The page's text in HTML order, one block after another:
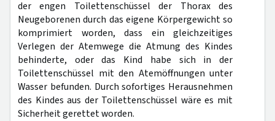
der engen Toilettenschüssel der Thorax des
Neugeborenen durch das eigene Körpergewicht so
komprimiert worden, dass ein gleichzeitiges
Verlegen der Atemwege die Atmung des Kindes
behinderte, oder das Kind habe sich in der
Toilettenschüssel mit den Atemöffnungen unter
Wasser befunden. Durch sofortiges Herausnehmen
des Kindes aus der Toilettenschüssel wäre es mit
Sicherheit gerettet worden.